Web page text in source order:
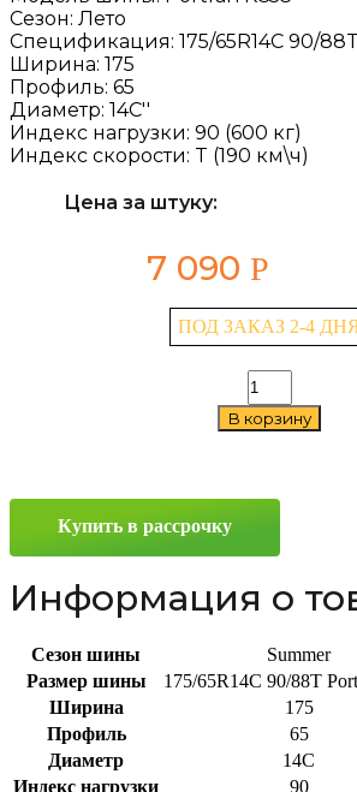
Сезон: Лето
Спецификация: 175/65R14C 90/
Ширина: 175
Профиль: 65
Диаметр: 14C''
Индекс нагрузки: 90 (600 кг)
Индекс скорости: T (190 км\ч)
Цена за штуку:
7 090 Р
ПОД ЗАКАЗ 2-4
Количество
товара
Kumho
R14C
В корзину
Купить в рассрочку
Информация о
Сезон шины
Summer
Размер шины
175/65R14C 90/88T
Ширина
175
Профиль
65
Диаметр
14C
Индекс нагрузки
90